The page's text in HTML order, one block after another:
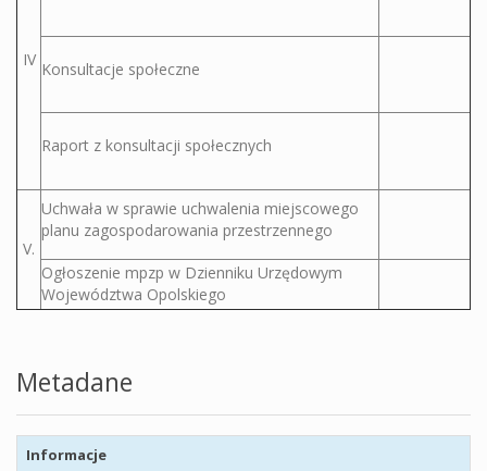
IV Konsultacje społeczne
Raport z konsultacji społecznych
V.
Uchwała w sprawie uchwalenia miejscowego
planu zagospodarowania przestrzennego
Ogłoszenie mpzp w Dzienniku Urzędowym
Województwa Opolskiego
Metadane
Informacje